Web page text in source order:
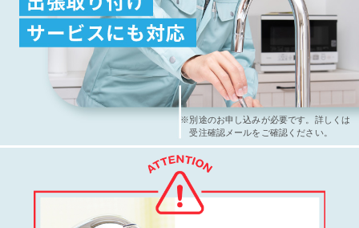
※別途のお申し込みが必要です。詳しくは
受注確認メールをご確認ください。